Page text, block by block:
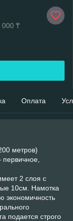
000 ₸
Оплата
метров)
2 слоя с
10см. Намотка
экономичность
подается строго